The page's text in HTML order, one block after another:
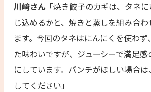
川﨑さん 「焼き餃子のカギは、タネ
じ込めるかと、焼きと蒸しを組み合わ
ます。今回のタネはにんにくを使わず
た味わいですが、ジューシーで満足感
にしています。パンチがほしい場合
してください」